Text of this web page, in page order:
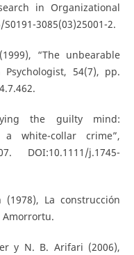
in Organizational
3085(03)25001-2.
“The unbearable
54(7), pp.
the guilty mind:
white-collar crime”,
DOI:10.1111/j.1745-
La construcción
Amorrortu.
y N. B. Arifari (2006),